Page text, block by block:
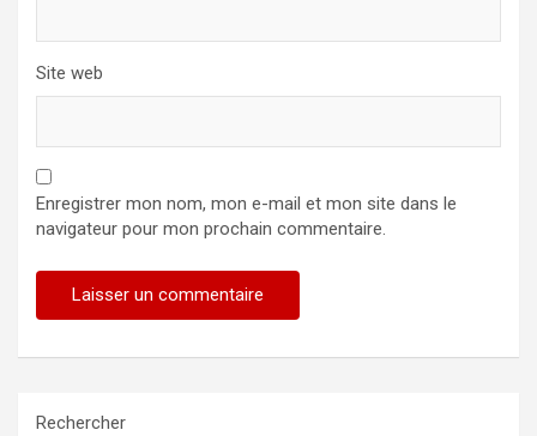
Site web
Enregistrer mon nom, mon e-mail et mon site dans le
navigateur pour mon prochain commentaire.
Rechercher